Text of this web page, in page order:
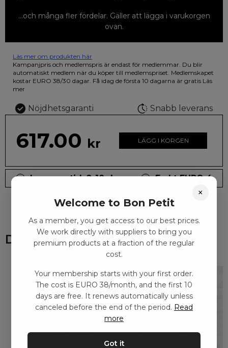
...och många fler fördelar. Gäller att lägga i varukorgen
ovan.
Läs mer om produkten här
12 färgpennor som du kan färglägga dina teckningar med. På
illustrationen på den vackra askan finns fjärilar i vilda fluorescerande
färger.
Kampanjpris och medlemspris är endast för medlemmar. Du blir
automatiskt medlem när du köper till medlemspriset. Medlemskapet
kostar EURO 38/30 dagar. Få idag de första 10 dagarna är gratis Läs
mer
Nöjdhetsgaranti Snabb leverans
617.00 kr LÄGG I KORGEN
Leveranstid: 2-10 dagar Frakt EURO 4
Du kanske också gillar
×
Welcome to Bon Petit
As a member, you get access to our best prices.
We work directly with suppliers to bring you
premium products at a fraction of the regular
cost.
Your membership starts with your first order.
The cost is EURO 38/month, and the first 10
days are free. It renews automatically unless
canceled before the end of the period. Read
more
Got it